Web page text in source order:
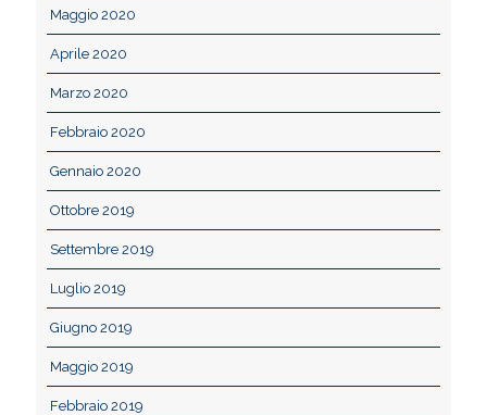
Maggio 2020
Aprile 2020
Marzo 2020
Febbraio 2020
Gennaio 2020
Ottobre 2019
Settembre 2019
Luglio 2019
Giugno 2019
Maggio 2019
Febbraio 2019